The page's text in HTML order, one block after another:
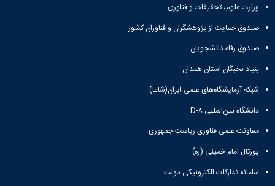
وزارت علوم، تحقیقات و فناوری
صندوق حمایت از پژوهشگران و فناوران کشور
صندوق رفاه دانشجویان
بنیاد نخبگان استان همدان
شبکه آزمایشگاه‌های علمی ایران(شاعا)
دانشگاه بین‌المللی D-۸
معاونت علمی فناوری ریاست جمهوری
پورتال امام خمینی (ره)
سامانه تدارکات الکترونیکی دولت